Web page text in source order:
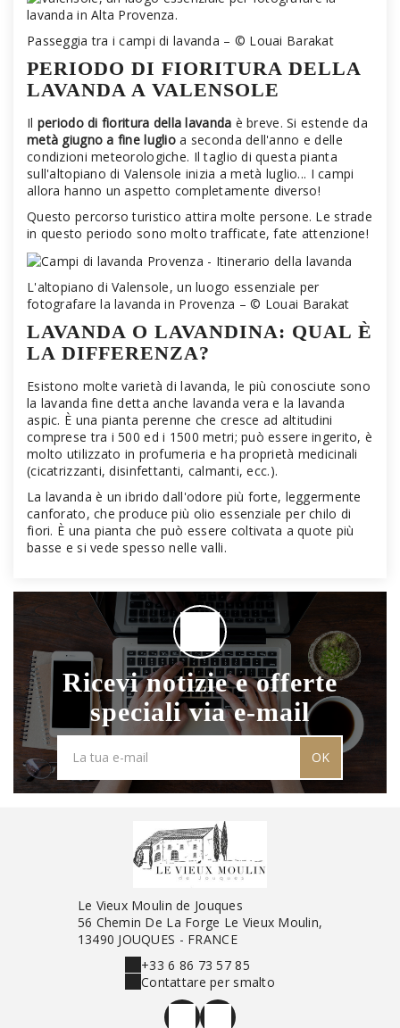
Passeggia tra i campi di lavanda – © Louai Barakat
PERIODO DI FIORITURA DELLA
LAVANDA A VALENSOLE
Il periodo di fioritura della lavanda è breve. Si estende da
metà giugno a fine luglio a seconda dell'anno e delle
condizioni meteorologiche. Il taglio di questa pianta
sull'altopiano di Valensole inizia a metà luglio... I campi
allora hanno un aspetto completamente diverso!
Questo percorso turistico attira molte persone. Le strade
in questo periodo sono molto trafficate, fate attenzione!
L'altopiano di Valensole, un luogo essenziale per
fotografare la lavanda in Provenza – © Louai Barakat
LAVANDA O LAVANDINA: QUAL È
LA DIFFERENZA?
Esistono molte varietà di lavanda, le più conosciute sono
la lavanda fine detta anche lavanda vera e la lavanda
aspic. È una pianta perenne che cresce ad altitudini
comprese tra i 500 ed i 1500 metri; può essere ingerito, è
molto utilizzato in profumeria e ha proprietà medicinali
(cicatrizzanti, disinfettanti, calmanti, ecc.).
La lavanda è un ibrido dall'odore più forte, leggermente
canforato, che produce più olio essenziale per chilo di
fiori. È una pianta che può essere coltivata a quote più
basse e si vede spesso nelle valli.
Ricevi notizie e offerte
speciali via e-mail
OK
Le Vieux Moulin de Jouques
56 Chemin De La Forge Le Vieux Moulin,
13490 JOUQUES - FRANCE
+33 6 86 73 57 85
Contattare per smalto